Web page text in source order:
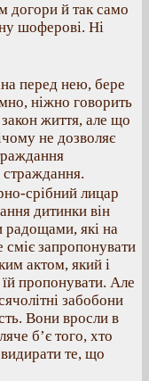
догори й так само
шоферові. Ні
перед нею, бере
ніжно говорить
життя, але що
не дозволяє
страждання.
срібний лицар
дитинки він
радощами, які на
сміє запропонувати
актом, який і
пропонувати. Але
забобони
Вони вросли в
б’є того, хто
те, що